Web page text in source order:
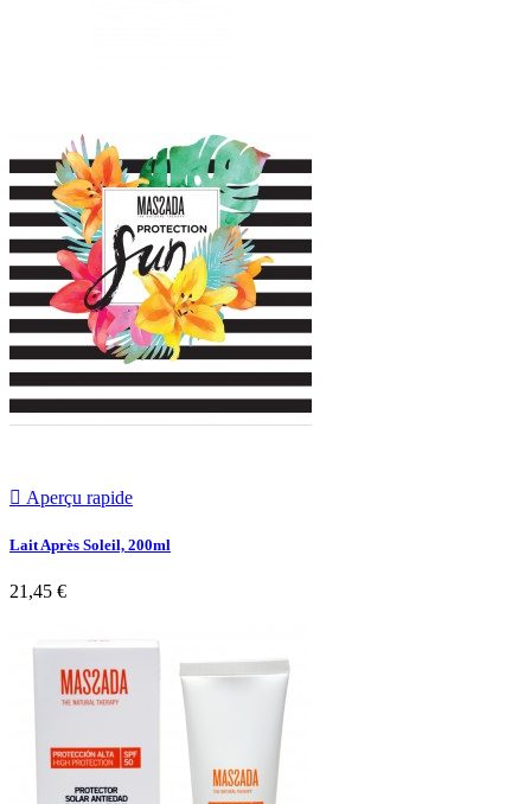
 Aperçu rapide
Lait Après Soleil, 200ml
21,45 €